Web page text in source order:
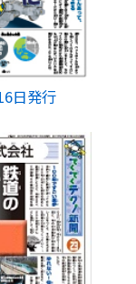
日発行